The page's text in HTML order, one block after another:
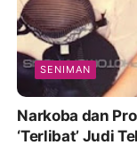
SENIMAN
Narkoba dan
‘Terlibat’ Judi